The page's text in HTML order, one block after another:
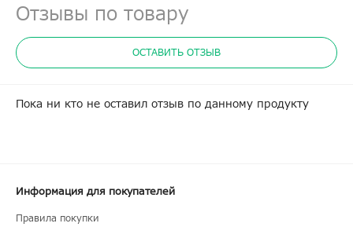
Отзывы по товару
ОСТАВИТЬ ОТЗЫВ
Пока ни кто не оставил отзыв по данному продукту
Информация для покупателей
Правила покупки